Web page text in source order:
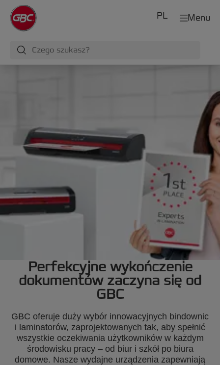
Menu
PL
Perfekcyjne wykończenie
dokumentów zaczyna się od
GBC
GBC oferuje duży wybór innowacyjnych bindownic
i laminatorów, zaprojektowanych tak, aby spełnić
wszystkie oczekiwania użytkowników w każdym
środowisku pracy – od biur i szkół po biura
domowe. Nasze wydajne urządzenia zapewniają